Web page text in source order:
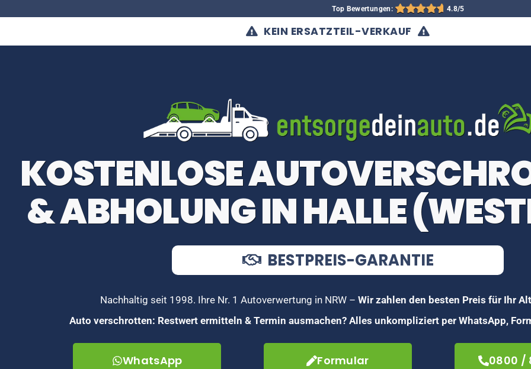
Top Bewertungen: 4.8/5
KEIN ERSATZTEIL-VERKAUF
KOSTENLOSE
& ABHOLUNG IN HALLE
BESTPREIS-GARANTIE
Nachhaltig seit 1998. Ihre Nr. 1 Autoverwertung in NRW – Wir zahlen den besten Preis für Ihr
Auto verschrotten: Restwert ermitteln & Termin ausmachen? Alles unkompliziert per WhatsApp,
WhatsApp Formular 0800 /